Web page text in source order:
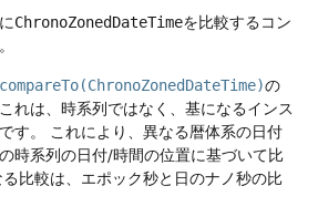
ChronoZonedDateTimeを比較するコン
compareTo(ChronoZonedDateTime)の
れは、時系列ではなく、基になるインス
す。
これにより、異なる暦体系の日付
時系列の日付/時間の位置に基づいて比
比較は、エポック秒と日のナノ秒の比